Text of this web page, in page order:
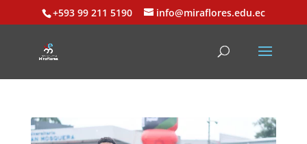
+593 99 211 5190 info@miraflores.edu.ec